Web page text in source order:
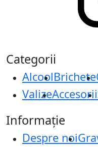
Categorii
AlcoolBrichete
ValizeAccesorii
Informație
Despre noi